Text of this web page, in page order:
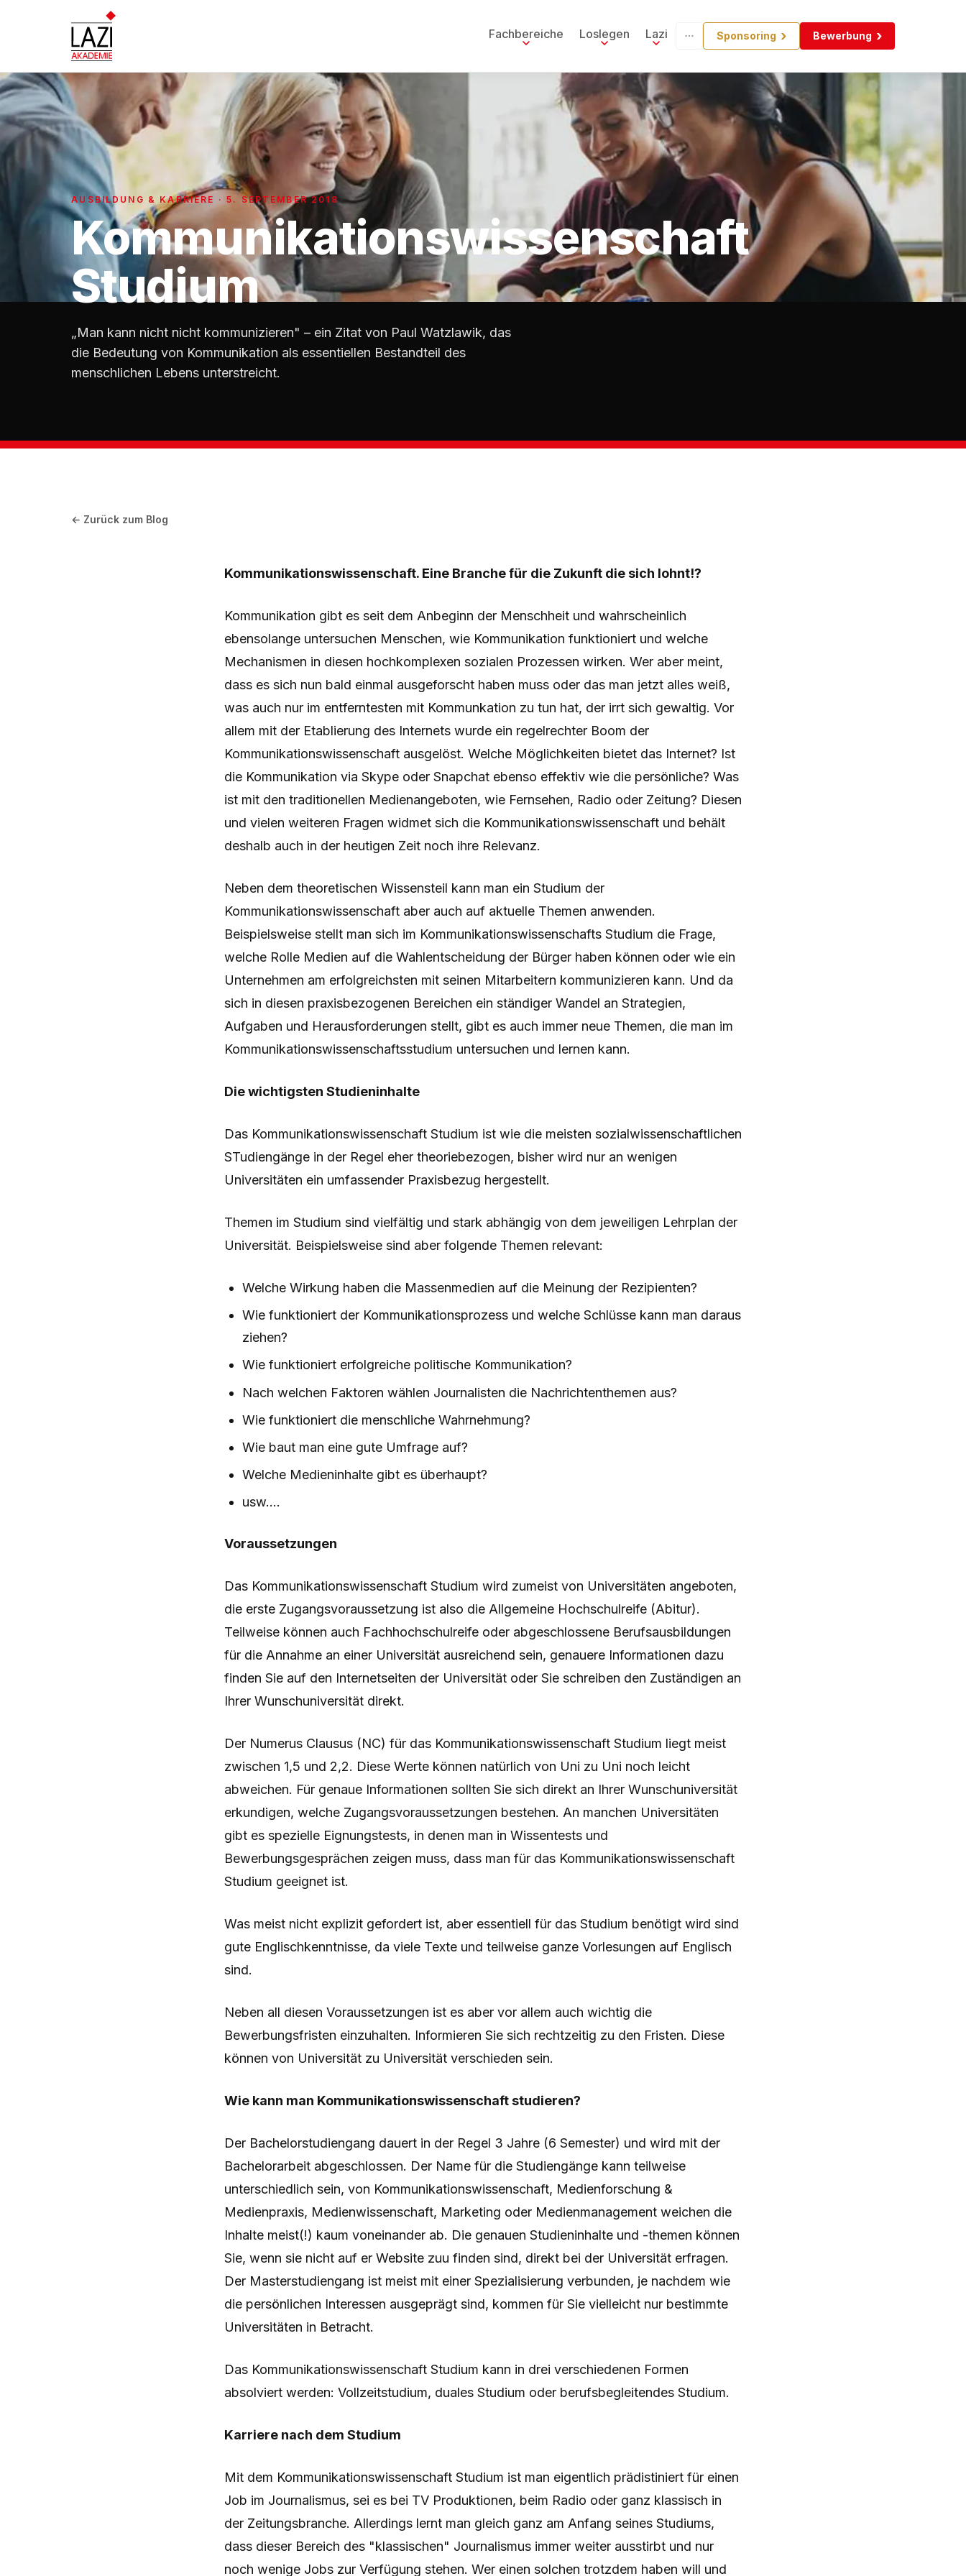
Fachbereiche Loslegen Lazi Sponsoring Bewerbung
AUSBILDUNG & KARRIERE · 5. SEPTEMBER 2018
Kommunikationswissenschaft
Studium
„Man kann nicht nicht kommunizieren" – ein Zitat von Paul Watzlawik, das
die Bedeutung von Kommunikation als essentiellen Bestandteil des
menschlichen Lebens unterstreicht.
← Zurück zum Blog
Kommunikationswissenschaft. Eine Branche für die Zukunft die sich lohnt!?
Kommunikation gibt es seit dem Anbeginn der Menschheit und wahrscheinlich
ebensolange untersuchen Menschen, wie Kommunikation funktioniert und welche
Mechanismen in diesen hochkomplexen sozialen Prozessen wirken. Wer aber meint,
dass es sich nun bald einmal ausgeforscht haben muss oder das man jetzt alles weiß,
was auch nur im entferntesten mit Kommunkation zu tun hat, der irrt sich gewaltig. Vor
allem mit der Etablierung des Internets wurde ein regelrechter Boom der
Kommunikationswissenschaft ausgelöst. Welche Möglichkeiten bietet das Internet? Ist
die Kommunikation via Skype oder Snapchat ebenso effektiv wie die persönliche? Was
ist mit den traditionellen Medienangeboten, wie Fernsehen, Radio oder Zeitung? Diesen
und vielen weiteren Fragen widmet sich die Kommunikationswissenschaft und behält
deshalb auch in der heutigen Zeit noch ihre Relevanz.
Neben dem theoretischen Wissensteil kann man ein Studium der
Kommunikationswissenschaft aber auch auf aktuelle Themen anwenden.
Beispielsweise stellt man sich im Kommunikationswissenschafts Studium die Frage,
welche Rolle Medien auf die Wahlentscheidung der Bürger haben können oder wie ein
Unternehmen am erfolgreichsten mit seinen Mitarbeitern kommunizieren kann. Und da
sich in diesen praxisbezogenen Bereichen ein ständiger Wandel an Strategien,
Aufgaben und Herausforderungen stellt, gibt es auch immer neue Themen, die man im
Kommunikationswissenschaftsstudium untersuchen und lernen kann.
Die wichtigsten Studieninhalte
Das Kommunikationswissenschaft Studium ist wie die meisten sozialwissenschaftlichen
STudiengänge in der Regel eher theoriebezogen, bisher wird nur an wenigen
Universitäten ein umfassender Praxisbezug hergestellt.
Themen im Studium sind vielfältig und stark abhängig von dem jeweiligen Lehrplan der
Universität. Beispielsweise sind aber folgende Themen relevant:
Welche Wirkung haben die Massenmedien auf die Meinung der Rezipienten?
Wie funktioniert der Kommunikationsprozess und welche Schlüsse kann man daraus
ziehen?
Wie funktioniert erfolgreiche politische Kommunikation?
Nach welchen Faktoren wählen Journalisten die Nachrichtenthemen aus?
Wie funktioniert die menschliche Wahrnehmung?
Wie baut man eine gute Umfrage auf?
Welche Medieninhalte gibt es überhaupt?
usw....
Voraussetzungen
Das Kommunikationswissenschaft Studium wird zumeist von Universitäten angeboten,
die erste Zugangsvoraussetzung ist also die Allgemeine Hochschulreife (Abitur).
Teilweise können auch Fachhochschulreife oder abgeschlossene Berufsausbildungen
für die Annahme an einer Universität ausreichend sein, genauere Informationen dazu
finden Sie auf den Internetseiten der Universität oder Sie schreiben den Zuständigen an
Ihrer Wunschuniversität direkt.
Der Numerus Clausus (NC) für das Kommunikationswissenschaft Studium liegt meist
zwischen 1,5 und 2,2. Diese Werte können natürlich von Uni zu Uni noch leicht
abweichen. Für genaue Informationen sollten Sie sich direkt an Ihrer Wunschuniversität
erkundigen, welche Zugangsvoraussetzungen bestehen. An manchen Universitäten
gibt es spezielle Eignungstests, in denen man in Wissentests und
Bewerbungsgesprächen zeigen muss, dass man für das Kommunikationswissenschaft
Studium geeignet ist.
Was meist nicht explizit gefordert ist, aber essentiell für das Studium benötigt wird sind
gute Englischkenntnisse, da viele Texte und teilweise ganze Vorlesungen auf Englisch
sind.
Neben all diesen Voraussetzungen ist es aber vor allem auch wichtig die
Bewerbungsfristen einzuhalten. Informieren Sie sich rechtzeitig zu den Fristen. Diese
können von Universität zu Universität verschieden sein.
Wie kann man Kommunikationswissenschaft studieren?
Der Bachelorstudiengang dauert in der Regel 3 Jahre (6 Semester) und wird mit der
Bachelorarbeit abgeschlossen. Der Name für die Studiengänge kann teilweise
unterschiedlich sein, von Kommunikationswissenschaft, Medienforschung &
Medienpraxis, Medienwissenschaft, Marketing oder Medienmanagement weichen die
Inhalte meist(!) kaum voneinander ab. Die genauen Studieninhalte und -themen können
Sie, wenn sie nicht auf er Website zuu finden sind, direkt bei der Universität erfragen.
Der Masterstudiengang ist meist mit einer Spezialisierung verbunden, je nachdem wie
die persönlichen Interessen ausgeprägt sind, kommen für Sie vielleicht nur bestimmte
Universitäten in Betracht.
Das Kommunikationswissenschaft Studium kann in drei verschiedenen Formen
absolviert werden: Vollzeitstudium, duales Studium oder berufsbegleitendes Studium.
Karriere nach dem Studium
Mit dem Kommunikationswissenschaft Studium ist man eigentlich prädistiniert für einen
Job im Journalismus, sei es bei TV Produktionen, beim Radio oder ganz klassisch in
der Zeitungsbranche. Allerdings lernt man gleich ganz am Anfang seines Studiums,
dass dieser Bereich des "klassischen" Journalismus immer weiter ausstirbt und nur
noch wenige Jobs zur Verfügung stehen. Wer einen solchen trotzdem haben will und